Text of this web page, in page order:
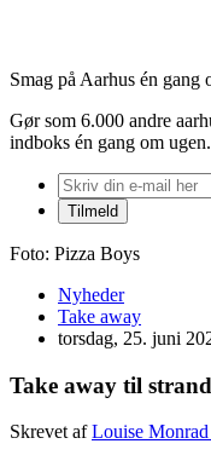
Smag på Aarhus én gang
Gør som 6.000 andre
indboks én gang om ugen.
Foto: Pizza Boys
Nyheder
Take away
torsdag, 25. juni
Take away til
Skrevet afLouise